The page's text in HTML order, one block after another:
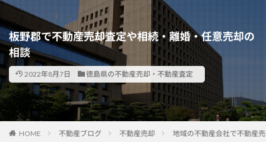
板野郡で不動産売却査定や相続・離婚・任意売却の
相談
2022年8月7日 徳島県の不動産売却・不動産査定
HOME 不動産ブログ 不動産売却 地域の不動産会社で不動産